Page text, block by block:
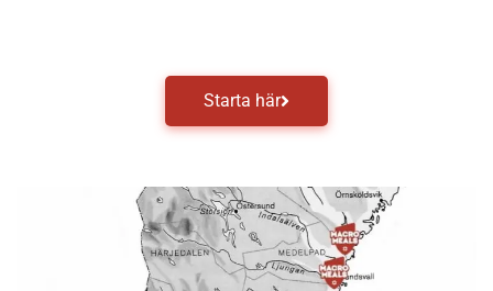
Starta här